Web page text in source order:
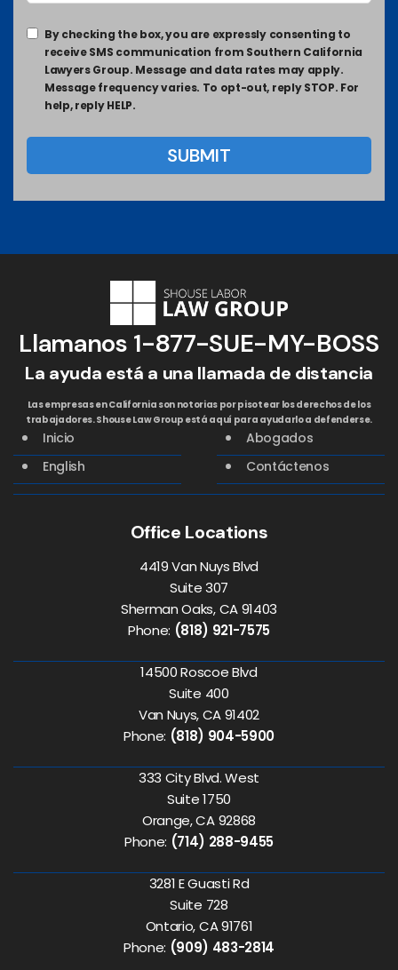
By checking the box, you are expressly consenting to
receive SMS communication from Southern California
Lawyers Group. Message and data rates may apply.
Message frequency varies. To opt-out, reply STOP. For
help, reply HELP.
Llamanos 1-877-SUE-MY-BOSS
La ayuda está a una llamada de distancia
Las empresas en California son notorias por pisotear los derechos de los
trabajadores. Shouse Law Group está aquí para ayudarlo a defenderse.
Inicio
Abogados
English
Contáctenos
Office Locations
4419 Van Nuys Blvd
Suite 307
Sherman Oaks, CA 91403
Phone: (818) 921-7575
14500 Roscoe Blvd
Suite 400
Van Nuys, CA 91402
Phone: (818) 904-5900
333 City Blvd. West
Suite 1750
Orange, CA 92868
Phone: (714) 288-9455
3281 E Guasti Rd
Suite 728
Ontario, CA 91761
Phone: (909) 483-2814